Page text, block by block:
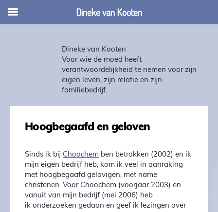
Dineke van Kooten
Voor wie de moed heeft
verantwoordelijkheid te nemen voor zijn
eigen leven, zijn relatie en zijn
familiebedrijf.
Hoogbegaafd en geloven
Sinds ik bij Choochem ben betrokken (2002) en ik
mijn eigen bedrijf heb, kom ik veel in aanraking
met hoogbegaafd gelovigen, met name
christenen. Voor Choochem (voorjaar 2003) en
vanuit van mijn bedrijf (mei 2006) heb
ik onderzoeken gedaan en geef ik lezingen over
Dineke van Kooten